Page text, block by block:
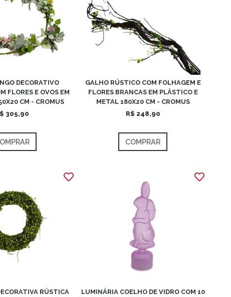
DECORATIVO
FLORES E OVOS EM
CM - CROMUS
305,90
GALHO RÚSTICO COM FOLHAGEM E
FLORES BRANCAS EM PLÁSTICO E
METAL 180X20 CM - CROMUS
R$ 248,90
COMPRAR
RÚSTICA
LUMINÁRIA COELHO DE VIDRO COM 10